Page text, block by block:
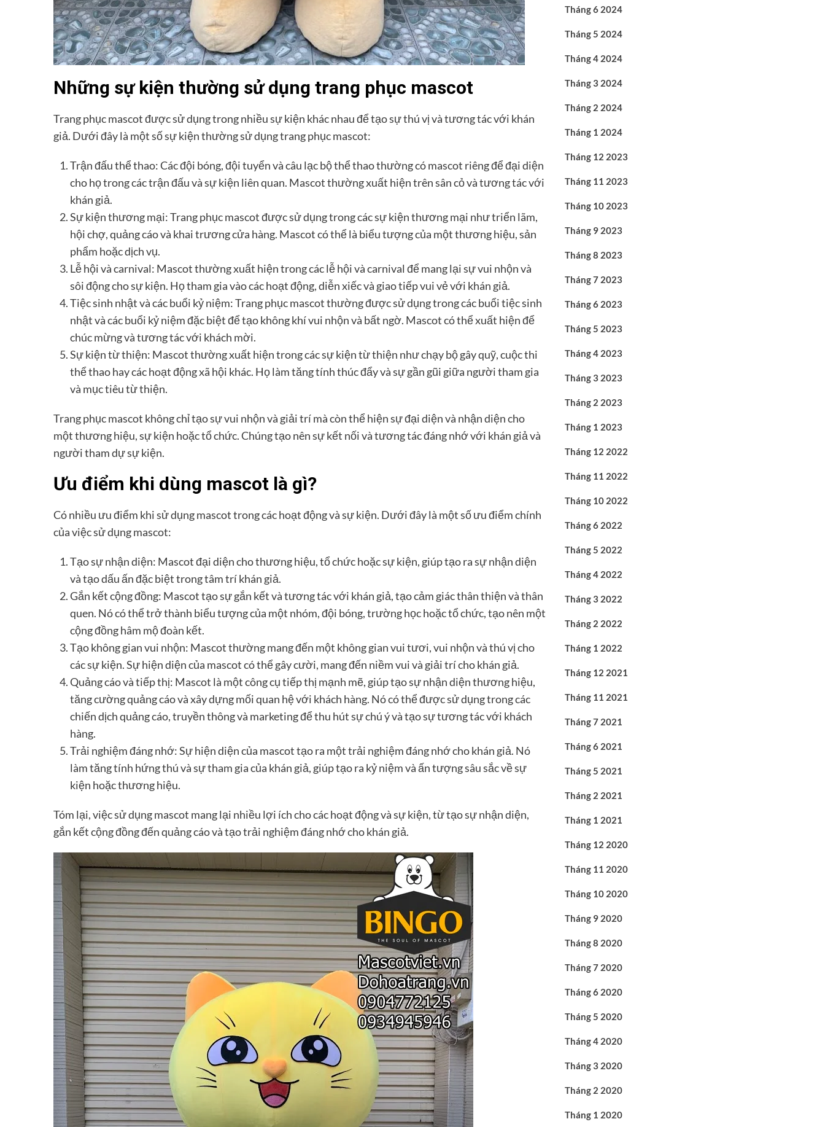
Những sự kiện thường sử dụng trang phục mascot
Trang phục mascot được sử dụng trong nhiều sự kiện khác nhau để tạo sự thú vị và tương tác với khán
giả. Dưới đây là một số sự kiện thường sử dụng trang phục mascot:
Trận đấu thể thao: Các đội bóng, đội tuyển và câu lạc bộ thể thao thường có mascot riêng để đại diện
cho họ trong các trận đấu và sự kiện liên quan. Mascot thường xuất hiện trên sân cỏ và tương tác với
khán giả.
Sự kiện thương mại: Trang phục mascot được sử dụng trong các sự kiện thương mại như triển lãm,
hội chợ, quảng cáo và khai trương cửa hàng. Mascot có thể là biểu tượng của một thương hiệu, sản
phẩm hoặc dịch vụ.
Lễ hội và carnival: Mascot thường xuất hiện trong các lễ hội và carnival để mang lại sự vui nhộn và
sôi động cho sự kiện. Họ tham gia vào các hoạt động, diễn xiếc và giao tiếp vui vẻ với khán giả.
Tiệc sinh nhật và các buổi kỷ niệm: Trang phục mascot thường được sử dụng trong các buổi tiệc sinh
nhật và các buổi kỷ niệm đặc biệt để tạo không khí vui nhộn và bất ngờ. Mascot có thể xuất hiện để
chúc mừng và tương tác với khách mời.
Sự kiện từ thiện: Mascot thường xuất hiện trong các sự kiện từ thiện như chạy bộ gây quỹ, cuộc thi
thể thao hay các hoạt động xã hội khác. Họ làm tăng tính thúc đẩy và sự gần gũi giữa người tham gia
và mục tiêu từ thiện.
Trang phục mascot không chỉ tạo sự vui nhộn và giải trí mà còn thể hiện sự đại diện và nhận diện cho
một thương hiệu, sự kiện hoặc tổ chức. Chúng tạo nên sự kết nối và tương tác đáng nhớ với khán giả và
người tham dự sự kiện.
Ưu điểm khi dùng mascot là gì?
Có nhiều ưu điểm khi sử dụng mascot trong các hoạt động và sự kiện. Dưới đây là một số ưu điểm chính
của việc sử dụng mascot:
Tạo sự nhận diện: Mascot đại diện cho thương hiệu, tổ chức hoặc sự kiện, giúp tạo ra sự nhận diện
và tạo dấu ấn đặc biệt trong tâm trí khán giả.
Gắn kết cộng đồng: Mascot tạo sự gắn kết và tương tác với khán giả, tạo cảm giác thân thiện và thân
quen. Nó có thể trở thành biểu tượng của một nhóm, đội bóng, trường học hoặc tổ chức, tạo nên một
cộng đồng hâm mộ đoàn kết.
Tạo không gian vui nhộn: Mascot thường mang đến một không gian vui tươi, vui nhộn và thú vị cho
các sự kiện. Sự hiện diện của mascot có thể gây cười, mang đến niềm vui và giải trí cho khán giả.
Quảng cáo và tiếp thị: Mascot là một công cụ tiếp thị mạnh mẽ, giúp tạo sự nhận diện thương hiệu,
tăng cường quảng cáo và xây dựng mối quan hệ với khách hàng. Nó có thể được sử dụng trong các
chiến dịch quảng cáo, truyền thông và marketing để thu hút sự chú ý và tạo sự tương tác với khách
hàng.
Trải nghiệm đáng nhớ: Sự hiện diện của mascot tạo ra một trải nghiệm đáng nhớ cho khán giả. Nó
làm tăng tính hứng thú và sự tham gia của khán giả, giúp tạo ra kỷ niệm và ấn tượng sâu sắc về sự
kiện hoặc thương hiệu.
Tóm lại, việc sử dụng mascot mang lại nhiều lợi ích cho các hoạt động và sự kiện, từ tạo sự nhận diện,
gắn kết cộng đồng đến quảng cáo và tạo trải nghiệm đáng nhớ cho khán giả.
Tháng 6 2024
Tháng 5 2024
Tháng 4 2024
Tháng 3 2024
Tháng 2 2024
Tháng 1 2024
Tháng 12 2023
Tháng 11 2023
Tháng 10 2023
Tháng 9 2023
Tháng 8 2023
Tháng 7 2023
Tháng 6 2023
Tháng 5 2023
Tháng 4 2023
Tháng 3 2023
Tháng 2 2023
Tháng 1 2023
Tháng 12 2022
Tháng 11 2022
Tháng 10 2022
Tháng 6 2022
Tháng 5 2022
Tháng 4 2022
Tháng 3 2022
Tháng 2 2022
Tháng 1 2022
Tháng 12 2021
Tháng 11 2021
Tháng 7 2021
Tháng 6 2021
Tháng 5 2021
Tháng 2 2021
Tháng 1 2021
Tháng 12 2020
Tháng 11 2020
Tháng 10 2020
Tháng 9 2020
Tháng 8 2020
Tháng 7 2020
Tháng 6 2020
Tháng 5 2020
Tháng 4 2020
Tháng 3 2020
Tháng 2 2020
Tháng 1 2020